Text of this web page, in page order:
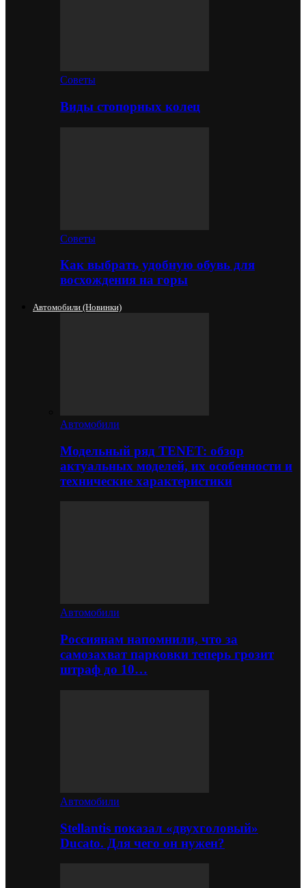
Советы
Виды стопорных колец
Советы
Как выбрать удобную обувь для
восхождения на горы
Автомобили (новинки)
Автомобили
Модельный ряд TENET: обзор
актуальных моделей, их особенности и
технические характеристики
Автомобили
Россиянам напомнили, что за
самозахват парковки теперь грозит
штраф до 10…
Автомобили
Stellantis показал «двухголовый»
Ducato. Для чего он нужен?